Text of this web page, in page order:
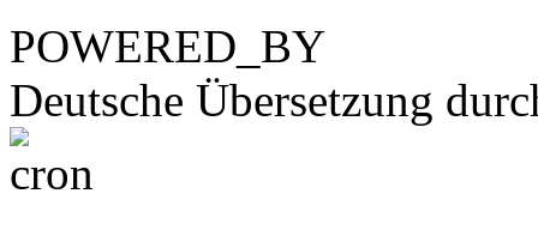
POWERED_BY
Deutsche Übersetzung